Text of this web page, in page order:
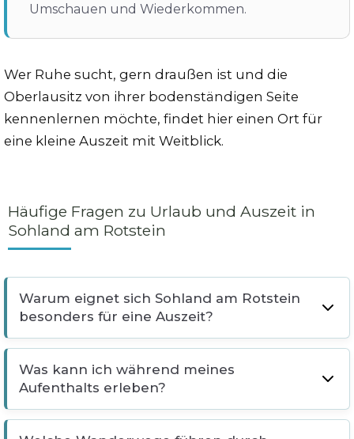
Umschauen und Wiederkommen.
Wer Ruhe sucht, gern draußen ist und die
Oberlausitz von ihrer bodenständigen Seite
kennenlernen möchte, findet hier einen Ort für
eine kleine Auszeit mit Weitblick.
Häufige Fragen zu Urlaub und Auszeit in
Sohland am Rotstein
Warum eignet sich Sohland am Rotstein
besonders für eine Auszeit?
Was kann ich während meines
Aufenthalts erleben?